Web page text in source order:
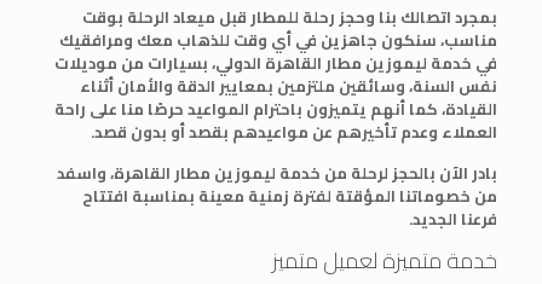
بمجرد اتصالك بنا وحجز رحلة للمطار قبل ميعاد الرحلة بوقت
مناسب، سنكون جاهزين في أي وقت للذهاب معك ومرافقيك
في خدمة ليموزين مطار القاهرة الدولي، بسيارات من موديلات
نفس السنة، وسائقين ملتزمين بمعايير الدقة والأمان أثناء
القيادة، كما أنهم يتميزون باحترام المواعيد حرصًا منا على راحة
العملاء وعدم تأخيرهم عن مواعيدهم بقصد أو بدون قصد.
بادر الآن بالحجز لرحلة من خدمة ليموزين مطار القاهرة، واسفد
من خصوماتنا المؤقتة لفترة زمنية معينة بمناسبة افتتاح
فرعنا الجديد.
خدمة متميزة لعميل متميز